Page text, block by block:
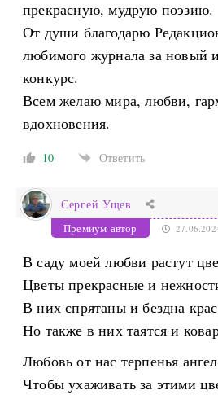
прекрасную, мудрую поэзию.
От души благодарю
любимого журнала за новый
конкурс.
Всем желаю мира, любви,
вдохновения.
10 Ответить
Сергей Ущев
Премиум-автор
В саду моей любви растут
Цветы прекрасные и
В них спрятаны и бездна
Но также в них таятся и
Любовь от нас терпенья
Чтобы ухаживать за этими